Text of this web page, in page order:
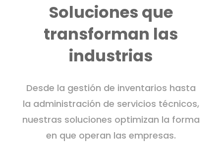
Soluciones que
transforman las
industrias
Desde la gestión de inventarios hasta
la administración de servicios técnicos,
nuestras soluciones optimizan la forma
en que operan las empresas.